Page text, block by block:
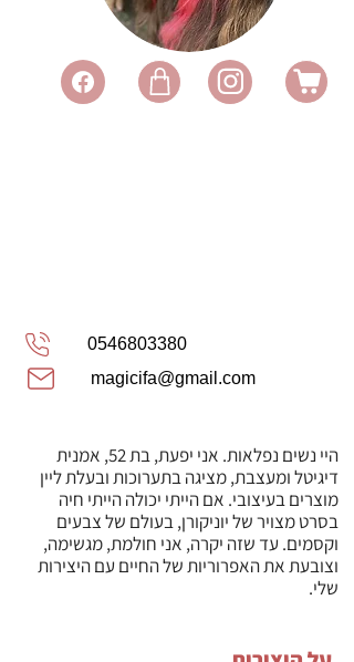
0546803380
magicifa@gmail.com
היי נשים נפלאות. אני יפעת, בת 52, אמנית
דיגיטל ומעצבת, מציגה בתערוכות ובעלת ליין
מוצרים בעיצובי. אם הייתי יכולה הייתי חיה
בסרט מצויר של יוניקורן, בעולם של צבעים
וקסמים. עד שזה יקרה, אני חולמת, מגשימה,
וצובעת את האפרוריות של החיים עם היצירות
שלי.